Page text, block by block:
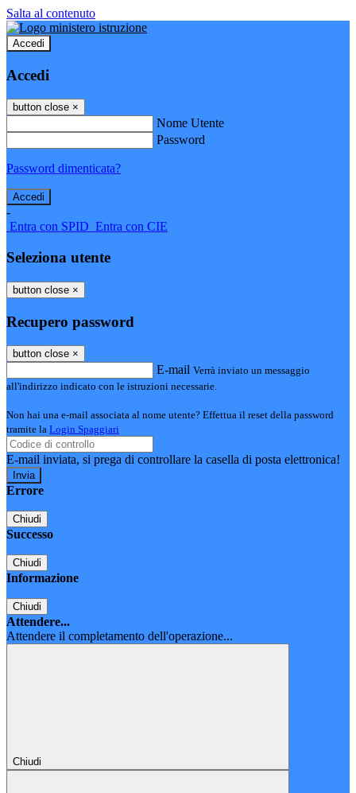
Salta al contenuto
Accedi
Accedi
button close ×
Nome Utente
Password
Password dimenticata?
-
Entra con SPID Entra con CIE
Seleziona utente
button close ×
Recupero password
button close ×
E-mail Verrà inviato un messaggio
all'indirizzo indicato con le istruzioni necessarie.
Non hai una e-mail associata al nome utente? Effettua il reset della password
tramite la Login Spaggiari
E-mail inviata, si prega di controllare la casella di posta elettronica!
Errore
Chiudi
Successo
Chiudi
Informazione
Chiudi
Attendere...
Attendere il completamento dell'operazione...
Chiudi